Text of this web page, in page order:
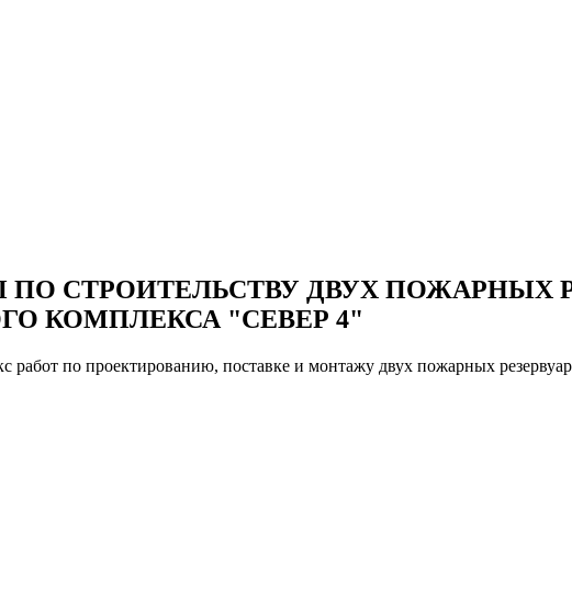
СТРОИТЕЛЬСТВУ ДВУХ ПОЖАРНЫХ
КОМПЛЕКСА "СЕВЕР 4"
работ по проектированию, поставке и монтажу двух пожарных